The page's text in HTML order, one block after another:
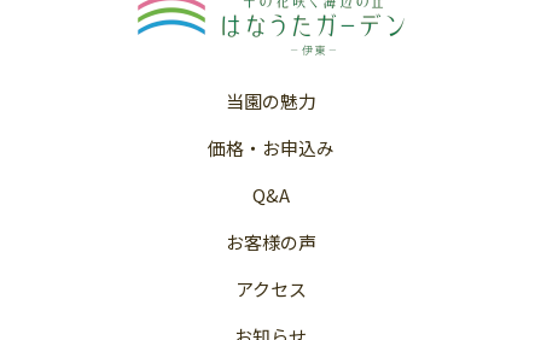
当園の魅力
価格・お申込み
Q&A
お客様の声
アクセス